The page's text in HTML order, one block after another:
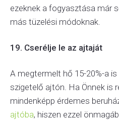
ezeknek a fogyasztása már
más tüzelési módoknak.
19. Cserélje le az ajtaját
A megtermelt hő 15-20%-a
szigetelő ajtón. Ha Önnek is
mindenképp érdemes
ajtóba, hiszen ezzel